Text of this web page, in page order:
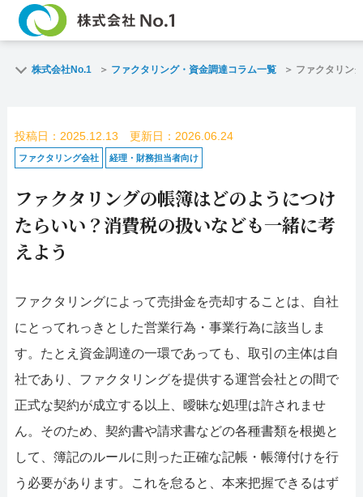
よくある質問
企業情報 お問い合わせ
名古屋支店HP 福岡支店HP
お問合せ
査定依頼
052-414-4107
おすすめ記事
ファクタリングで通りやすい会
株式会社No.1 ファクタリング・資金調達コラム一覧 ファクタリン
投稿日：2025.12.13 更新日：2026.06.24
ファクタリング会社 経理・財務担当者向け
ファクタリングの帳簿はどのようにつけ
たらいい？消費税の扱いなども一緒に考
えよう
ファクタリングによって売掛金を売却することは、自社
にとってれっきとした営業行為・事業行為に該当しま
す。たとえ資金調達の一環であっても、取引の主体は自
社であり、ファクタリングを提供する運営会社との間で
正式な契約が成立する以上、曖昧な処理は許されませ
ん。そのため、契約書や請求書などの各種書類を根拠と
して、簿記のルールに則った正確な記帳・帳簿付けを行
う必要があります。これを怠ると、本来把握できるはず